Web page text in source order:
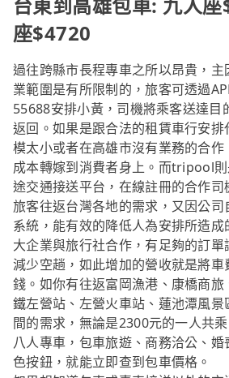
台東到高雄包車: 九人
座$4720
過往跨縣市長程專車之所以昂貴，
業範圍是有所限制的，旅客可透過
55688安排小黃，司機將乘客送達目
返回。如果是跟合法的租賃車行安
模太小或者在高雄市沒有業務的合
成本轉嫁到消費者身上。而tripool
途交通接送平台，在線註冊的合作
旅客往返台灣各地的需求，又因公
系統，能有效的降低人為安排所造
大企業與旅行社合作，有足夠的訂
減少空趟，如此增加的營收就是將
錢。如你有往返富岡漁港、康橋商
鐵左營站、左營火車站、蓮池潭風
間的需求，無論是2300元的一人共
八人專車，包車旅遊、商務洽公、
色按鈕，就能立即查到包車價格。